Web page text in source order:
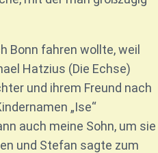
Bonn fahren wollte, weil
Hatzius (Die Echse)
und ihrem Freund nach
„Ise“
auch meine Sohn, um sie
und Stefan sagte zum